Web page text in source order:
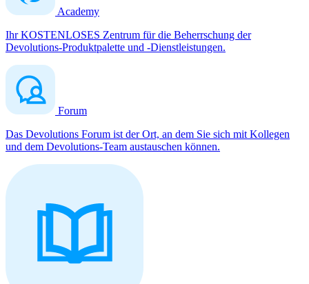
Academy
Ihr KOSTENLOSES Zentrum für die Beherrschung der
Devolutions-Produktpalette und -Dienstleistungen.
Forum
Das Devolutions Forum ist der Ort, an dem Sie sich mit Kollegen
und dem Devolutions-Team austauschen können.